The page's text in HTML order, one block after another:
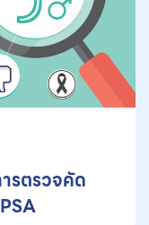
รตรวจคัด